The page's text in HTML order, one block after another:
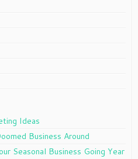
Ideas
Business Around
Seasonal Business Going Year